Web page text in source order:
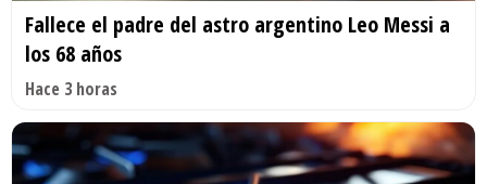
Fallece el padre del astro argentino Leo Messi a
los 68 años
Hace 3 horas